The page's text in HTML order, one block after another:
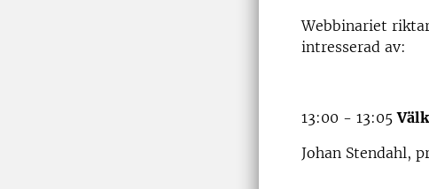
Webbinariet
intresserad av:
13:00 - 13:05
Johan Stendahl,